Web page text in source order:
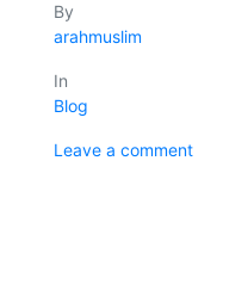
By
arahmuslim
In
Blog
Leave a comment